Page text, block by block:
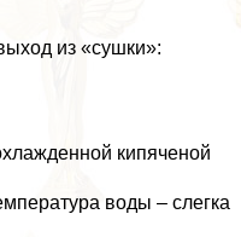
из «сушки»:
кипяченой
воды – слегка